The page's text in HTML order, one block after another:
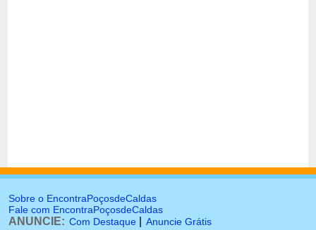
Sobre o EncontraPoçosdeCaldas
Fale com EncontraPoçosdeCaldas
ANUNCIE: Com Destaque Anuncie Grátis